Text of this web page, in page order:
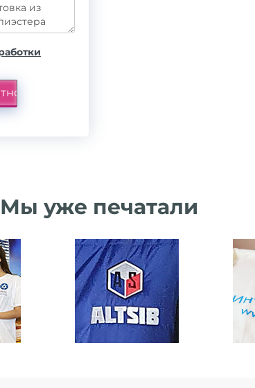
Мы уже печатали